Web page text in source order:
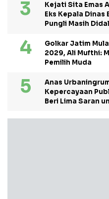
Kejati Sita Emas
Eks Kepala Dinas
Pungli Masih
Golkar Jatim
2029, Ali Mufthi:
Pemilih Muda
Anas
Kepercayaan
Beri Lima Saran